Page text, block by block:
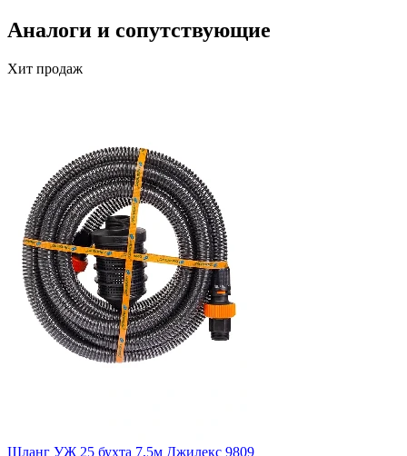
Аналоги и сопутствующие
Хит продаж
Шланг УЖ 25 бухта 7,5м Джилекс 9809